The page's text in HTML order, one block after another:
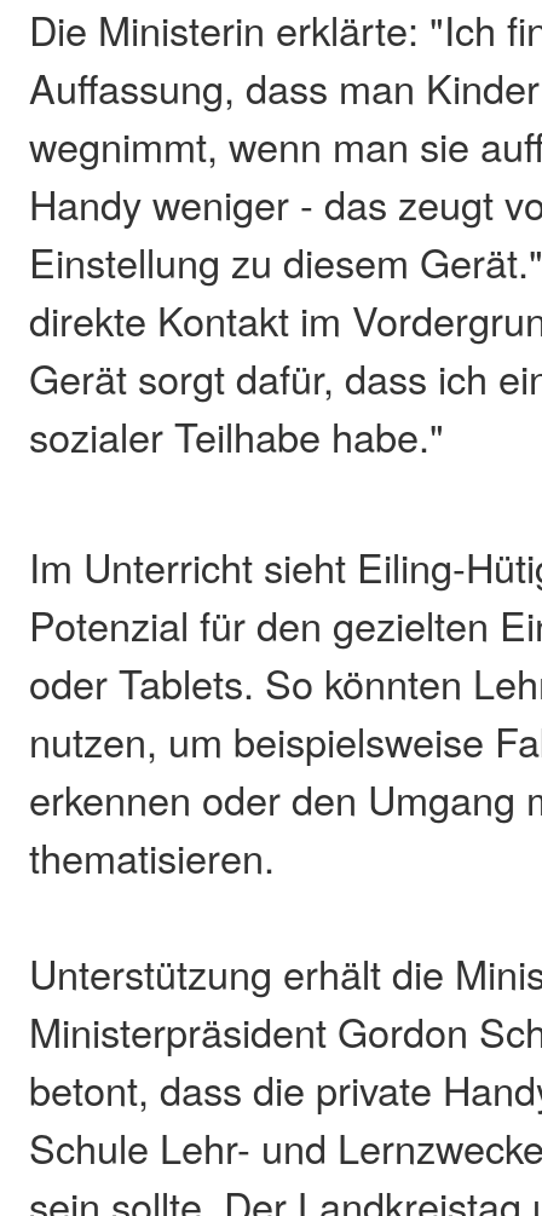
Die Ministerin erklärte: "Ich
Auffassung, dass man
wegnimmt, wenn man sie
Handy weniger - das zeugt
Einstellung zu diesem
direkte Kontakt im
Gerät sorgt dafür, dass ich
sozialer Teilhabe habe."
Im Unterricht sieht Eiling-
Potenzial für den gezielten
oder Tablets. So könnten
nutzen, um beispielsweise
erkennen oder den Umgang
thematisieren.
Unterstützung erhält die
Ministerpräsident Gordon
betont, dass die private
Schule Lehr- und